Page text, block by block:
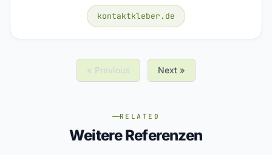
kontaktkleber.de
« Previous Next »
RELATED
Weitere Referenzen